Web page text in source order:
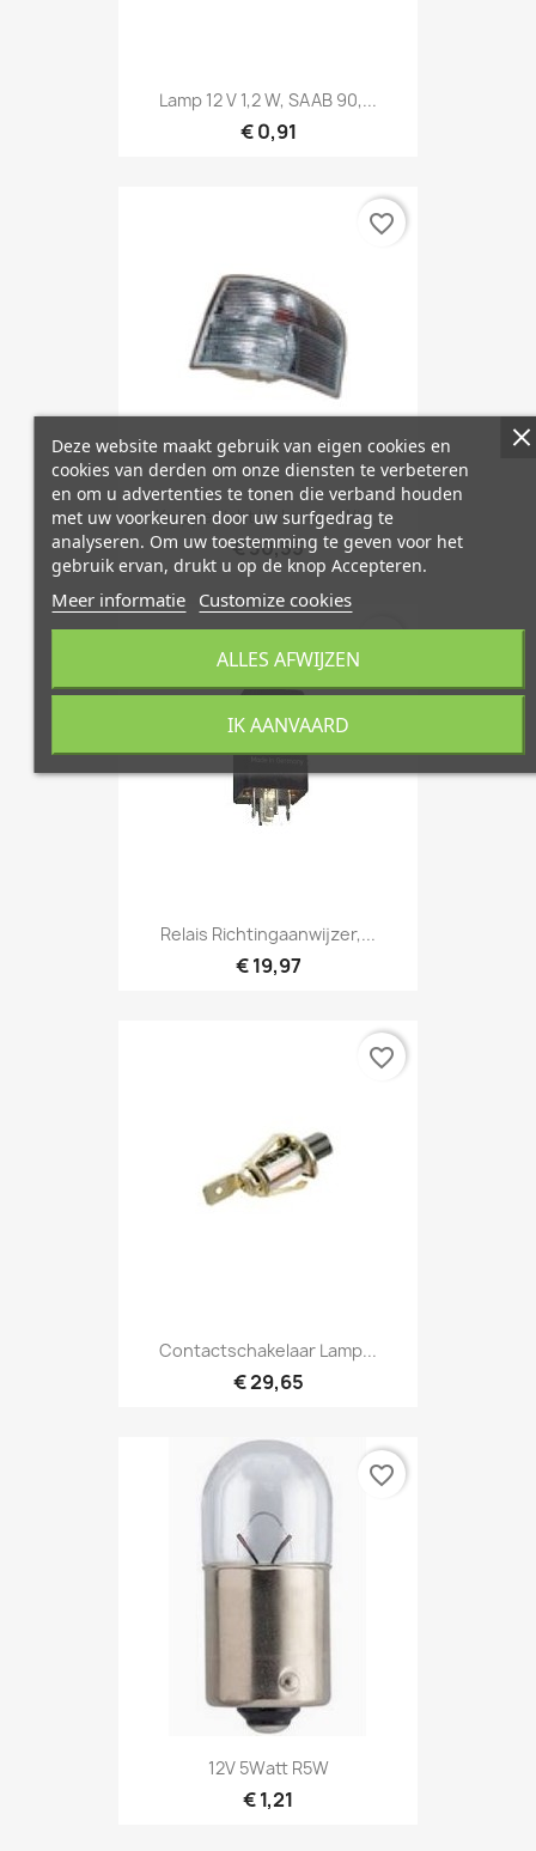
Lamp 12 V 1,2 W, SAAB 90,...
€ 0,91
Knipperlicht Linksvoor Wit...
€ 30,55
favorite_border
Relais Richtingaanwijzer,...
€ 19,97
Contactschakelaar Lamp...
€ 29,65
favorite_border
12V 5Watt R5W
€ 1,21
favorite_border
Deze website maakt gebruik van eigen cookies en
cookies van derden om onze diensten te verbeteren
en om u advertenties te tonen die verband houden
met uw voorkeuren door uw surfgedrag te
analyseren. Om uw toestemming te geven voor het
gebruik ervan, drukt u op de knop Accepteren.
Meer informatie Customize cookies
ALLES AFWIJZEN
IK AANVAARD